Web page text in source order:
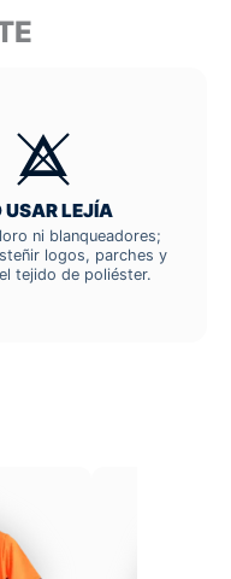
USAR LEJÍA
ni blanqueadores;
logos, parches y
tejido de poliéster.